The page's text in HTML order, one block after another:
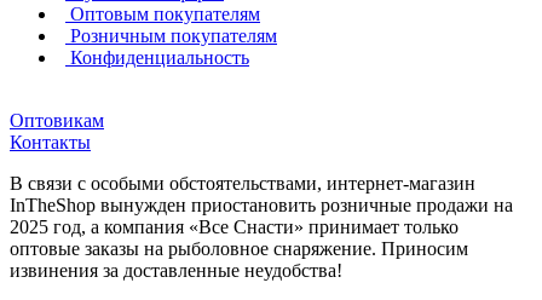
Оптовым покупателям
Розничным покупателям
Конфиденциальность
Оптовикам
Контакты
В связи с особыми обстоятельствами, интернет-магазин
InTheShop вынужден приостановить розничные продажи на
2025 год, а компания «Все Снасти» принимает только
оптовые заказы на рыболовное снаряжение. Приносим
извинения за доставленные неудобства!